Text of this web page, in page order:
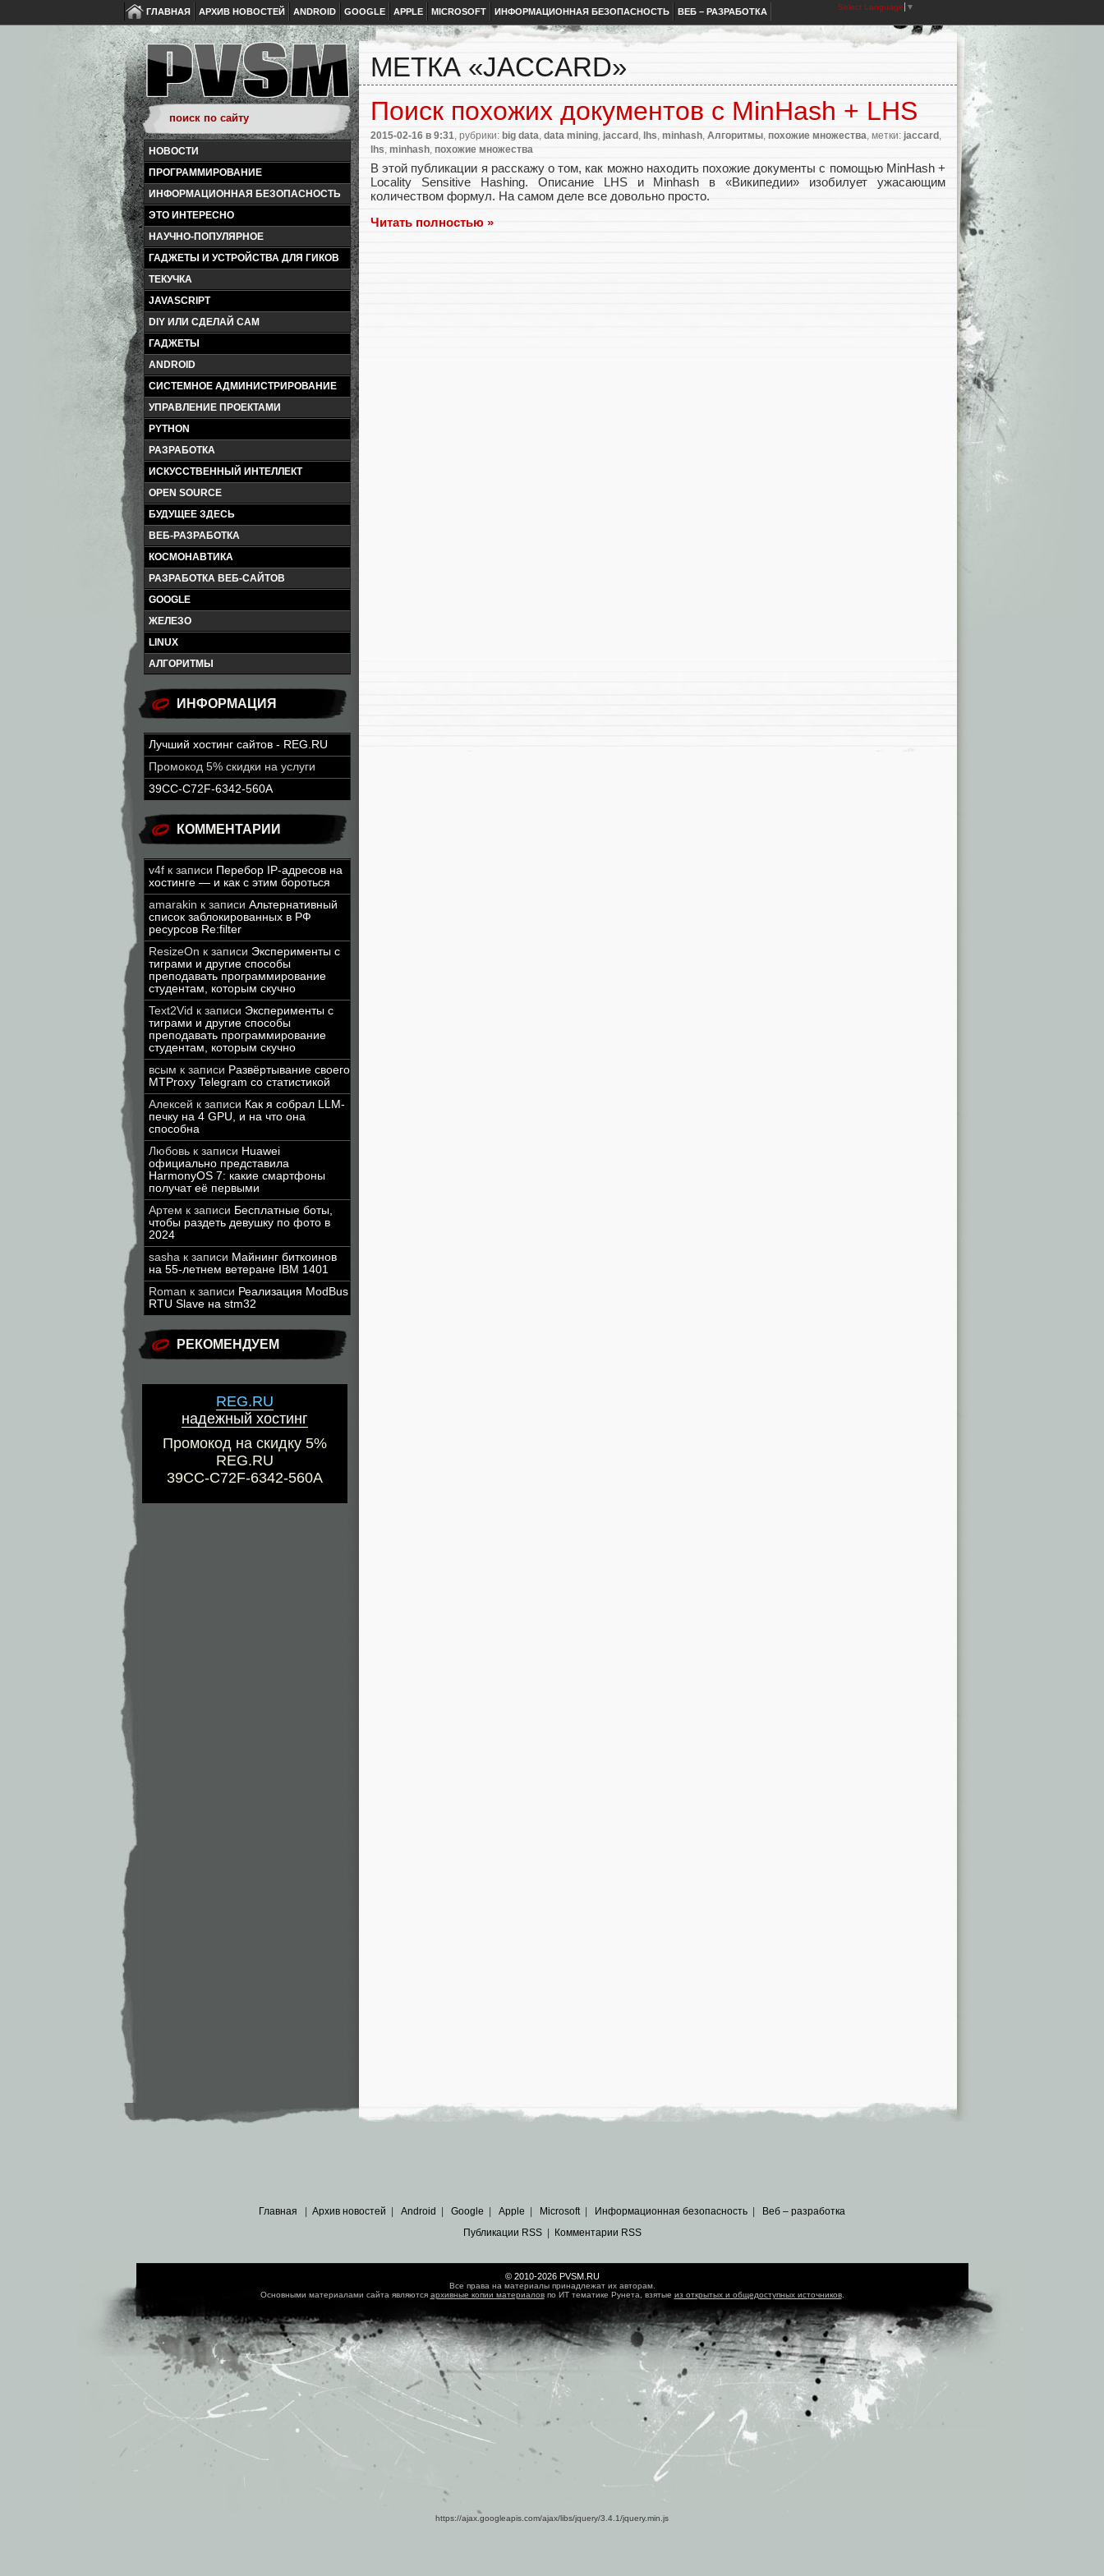
ГЛАВНАЯ АРХИВ НОВОСТЕЙ ANDROID GOOGLE APPLE MICROSOFT ИНФОРМАЦИОННАЯ БЕЗОПАСНОСТЬ ВЕБ – РАЗРАБОТКА Select Language ▼
НОВОСТИ
ПРОГРАММИРОВАНИЕ
ИНФОРМАЦИОННАЯ БЕЗОПАСНОСТЬ
ЭТО ИНТЕРЕСНО
НАУЧНО-ПОПУЛЯРНОЕ
ГАДЖЕТЫ И УСТРОЙСТВА ДЛЯ ГИКОВ
ТЕКУЧКА
JAVASCRIPT
DIY ИЛИ СДЕЛАЙ САМ
ГАДЖЕТЫ
ANDROID
СИСТЕМНОЕ АДМИНИСТРИРОВАНИЕ
УПРАВЛЕНИЕ ПРОЕКТАМИ
PYTHON
РАЗРАБОТКА
ИСКУССТВЕННЫЙ ИНТЕЛЛЕКТ
OPEN SOURCE
БУДУЩЕЕ ЗДЕСЬ
ВЕБ-РАЗРАБОТКА
КОСМОНАВТИКА
РАЗРАБОТКА ВЕБ-САЙТОВ
GOOGLE
ЖЕЛЕЗО
LINUX
АЛГОРИТМЫ
ИНФОРМАЦИЯ
Лучший хостинг сайтов - REG.RU
Промокод 5% скидки на услуги
39CC-C72F-6342-560A
КОММЕНТАРИИ
v4f к записи Перебор IP-адресов на
хостинге — и как с этим бороться
amarakin к записи Альтернативный
список заблокированных в РФ
ресурсов Re:filter
ResizeOn к записи Эксперименты с
тиграми и другие способы
преподавать программирование
студентам, которым скучно
Text2Vid к записи Эксперименты с
тиграми и другие способы
преподавать программирование
студентам, которым скучно
всым к записи Развёртывание своего
MTProxy Telegram со статистикой
Алексей к записи Как я собрал LLM-
печку на 4 GPU, и на что она
способна
Любовь к записи Huawei
официально представила
HarmonyOS 7: какие смартфоны
получат её первыми
Артем к записи Бесплатные боты,
чтобы раздеть девушку по фото в
2024
sasha к записи Майнинг биткоинов
на 55-летнем ветеране IBM 1401
Roman к записи Реализация ModBus
RTU Slave на stm32
РЕКОМЕНДУЕМ
REG.RU
надежный хостинг
Промокод на скидку 5%
REG.RU
39CC-C72F-6342-560A
МЕТКА «JACCARD»
Поиск похожих документов с MinHash + LHS
2015-02-16 в 9:31, рубрики: big data, data mining, jaccard , lhs, minhash, Алгоритмы, похожие множества, метки: jaccard ,
lhs, minhash, похожие множества
В этой публикации я расскажу о том, как можно находить похожие документы с помощью MinHash +
Locality Sensitive Hashing. Описание LHS и Minhash в «Википедии» изобилует ужасающим
количеством формул. На самом деле все довольно просто.
Читать полностью »
Главная Архив новостей Android Google Apple Microsoft| Информационная безопасность
Веб – разработка
Публикации RSS| Комментарии RSS
© 2010-2026 PVSM.RU
Все права на материалы принадлежат их авторам.
Основными материалами сайта являются архивные копии материаловпо ИТ тематике Рунета, взятые из открытых и общедоступных источников.
https://ajax.googleapis.com/ajax/libs/jquery/3.4.1/jquery.min.js